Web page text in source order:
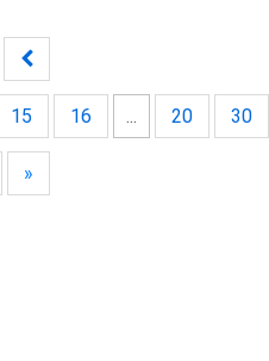
15 16 ... 20 30
»